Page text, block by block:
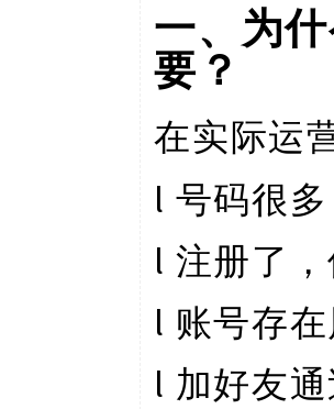
一、为
要？
在实际运
l 号码很
l 注册了
l 账号存
l 加好友